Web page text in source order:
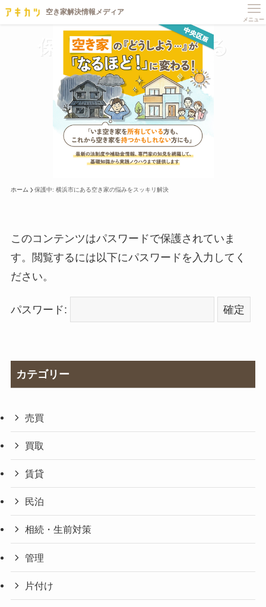
メニュー
保護中: 横浜市にある
空き家の悩みを
スッキリ解決
全国の自治体との連携と、
1000を超える空き家相談実績から
信頼できる情報をご用意しました。
ホーム 保護中: 横浜市にある空き家の悩みをスッキリ解決
このコンテンツはパスワードで保護されていま
す。閲覧するには以下にパスワードを入力してく
ださい。
パスワード:
カテゴリー
売買
買取
賃貸
民泊
相続・生前対策
管理
片付け